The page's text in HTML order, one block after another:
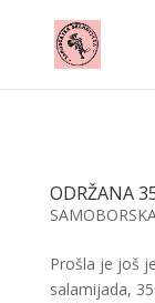
ODRŽANA
Prošla je još
salamijada,